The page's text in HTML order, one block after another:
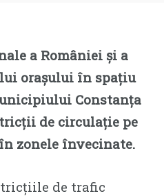
a României și a
orașului în spațiu
Constanța
de circulație pe
zonele învecinate.
de trafic